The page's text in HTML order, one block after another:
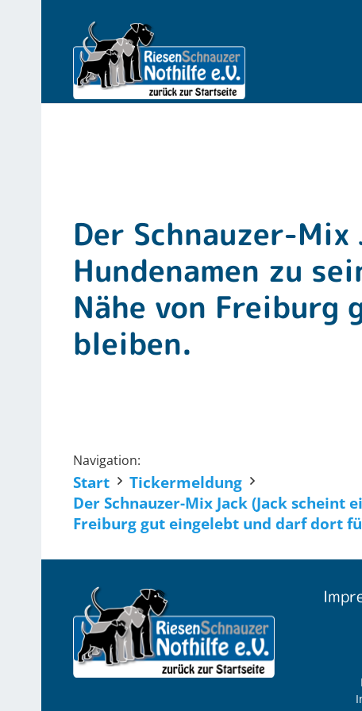
Der Schnauzer-
Hundenamen zu
Nähe von
bleiben.
Navigation:
Start
Tickermeldung
Der Schnauzer-Mix Jack (Jack
Freiburg gut eingelebt und darf dort